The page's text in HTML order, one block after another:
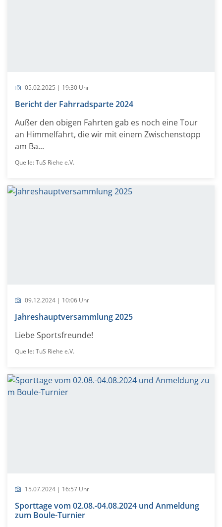
05.02.2025 | 19:30 Uhr
Bericht der Fahrradsparte 2024
Außer den obigen Fahrten gab es noch eine Tour
an Himmelfahrt, die wir mit einem Zwischenstopp
am Ba...
Quelle: TuS Riehe e.V.
09.12.2024 | 10:06 Uhr
Jahreshauptversammlung 2025
Liebe Sportsfreunde!
Quelle: TuS Riehe e.V.
15.07.2024 | 16:57 Uhr
Sporttage vom 02.08.-04.08.2024 und Anmeldung
zum Boule-Turnier